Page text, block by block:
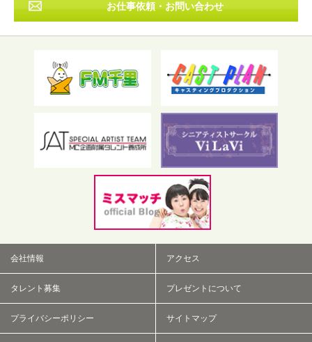
フリーワード検索
お仕事依頼・お問い合わせ
会社情報 アクセス
タレント募集 プレゼントについて
プライバシーポリシー サイトマップ